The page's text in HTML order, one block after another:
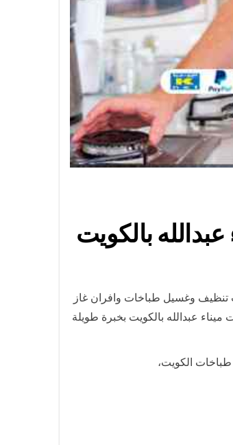
تنظيف وغسيل طباخات وافران غاز
عبدالله بالكويت بخبرة طويلة
الكويت،